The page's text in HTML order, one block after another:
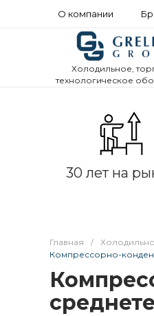
О компании
Холодильное,
технологическое
30 лет на
Главная /
Компрессорно-